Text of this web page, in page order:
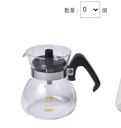
数量： 個